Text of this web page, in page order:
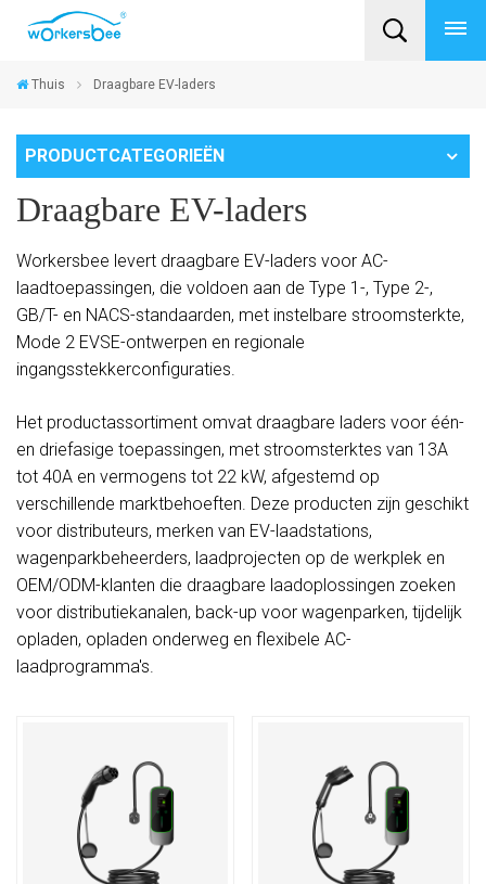
Thuis Draagbare EV-laders
PRODUCTCATEGORIEËN
Draagbare EV-laders
Workersbee levert draagbare EV-laders voor AC-
laadtoepassingen, die voldoen aan de Type 1-, Type 2-,
GB/T- en NACS-standaarden, met instelbare stroomsterkte,
Mode 2 EVSE-ontwerpen en regionale
ingangsstekkerconfiguraties.
Het productassortiment omvat draagbare laders voor één-
en driefasige toepassingen, met stroomsterktes van 13A
tot 40A en vermogens tot 22 kW, afgestemd op
verschillende marktbehoeften. Deze producten zijn geschikt
voor distributeurs, merken van EV-laadstations,
wagenparkbeheerders, laadprojecten op de werkplek en
OEM/ODM-klanten die draagbare laadoplossingen zoeken
voor distributiekanalen, back-up voor wagenparken, tijdelijk
opladen, opladen onderweg en flexibele AC-
laadprogramma's.